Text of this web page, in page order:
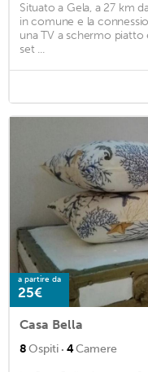
Situato a Gela, a 27 km
in comune e la
una TV a schermo piatto
set ...
a partire da
25€
Casa Bella
8Ospiti · 4Camere